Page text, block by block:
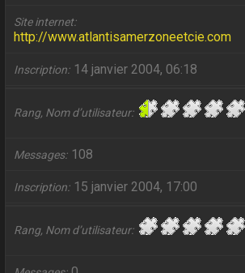
Site internet
http://www.atlantisamerzoneetcie.com
Inscription 14 janvier 2004, 06:18
Rang, Nom d’utilisateur
Messages 108
Inscription 15 janvier 2004, 17:00
Rang, Nom d’utilisateur